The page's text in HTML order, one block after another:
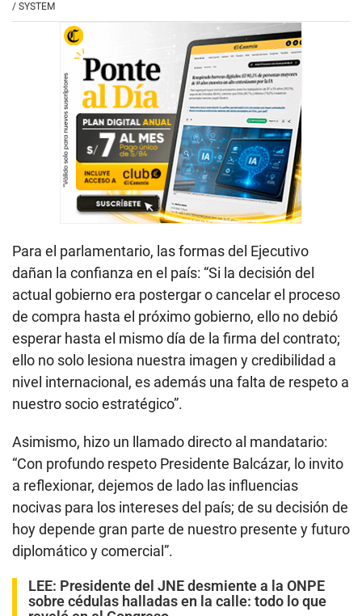
Para el parlamentario, las formas del Ejecutivo
dañan la confianza en el país: “Si la decisión del
actual gobierno era postergar o cancelar el proceso
de compra hasta el próximo gobierno, ello no debió
esperar hasta el mismo día de la firma del contrato;
nivel internacional, es además una falta de respeto a
nuestro socio estratégico”.
Asimismo, hizo un llamado directo al mandatario:
“Con profundo respeto Presidente Balcázar, lo invito
a reflexionar, dejemos de lado las influencias
nocivas para los intereses del país; de su decisión de
hoy depende gran parte de nuestro presente y futuro
LEE:Presidente del JNE desmiente a la ONPE
sobre cédulas halladas en la calle: todo lo que
reveló en el Congreso
Por su parte, López Aliaga remarcó que “nuestro
país siempre ha cumplido con sus compromisos
internacionales y, especialmente, con su principal
socio comercial”.